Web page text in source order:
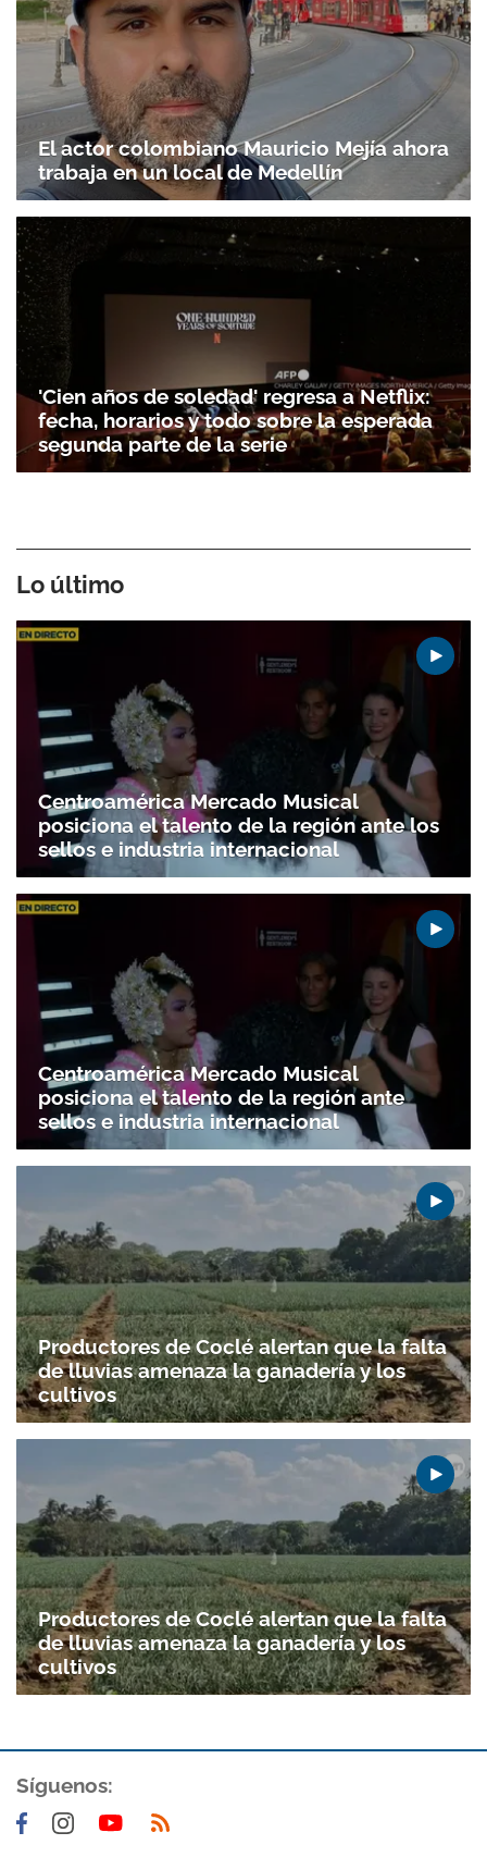
El actor colombiano Mauricio Mejía ahora
trabaja en un local de Medellín
'Cien años de soledad' regresa a Netflix:
fecha, horarios y todo sobre la esperada
segunda parte de la serie
Lo último
Centroamérica Mercado Musical
posiciona el talento de la región ante los
sellos e industria internacional
Centroamérica Mercado Musical
posiciona el talento de la región ante
sellos e industria internacional
Productores de Coclé alertan que la falta
de lluvias amenaza la ganadería y los
cultivos
Productores de Coclé alertan que la falta
de lluvias amenaza la ganadería y los
cultivos
Síguenos: